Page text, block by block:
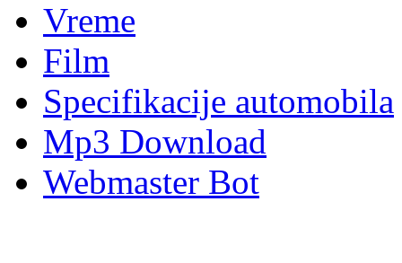
Vreme
Film
Specifikacije automobila
Mp3 Download
Webmaster Bot